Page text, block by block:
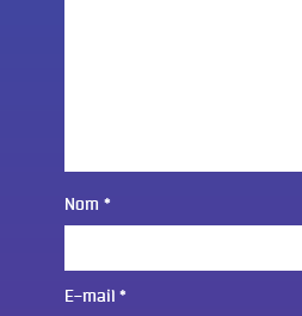
Nom *
E-mail *